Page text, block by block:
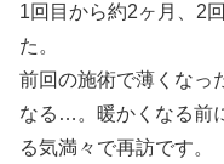
1回目から約2ヶ月、2
た。
前回の施術で薄くなっ
なる…。暖かくなる前
る気満々で再訪です。